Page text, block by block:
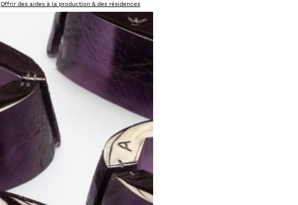
Offrir des aides à la production & des résidences
Apporter un soutien aux actions de l’école